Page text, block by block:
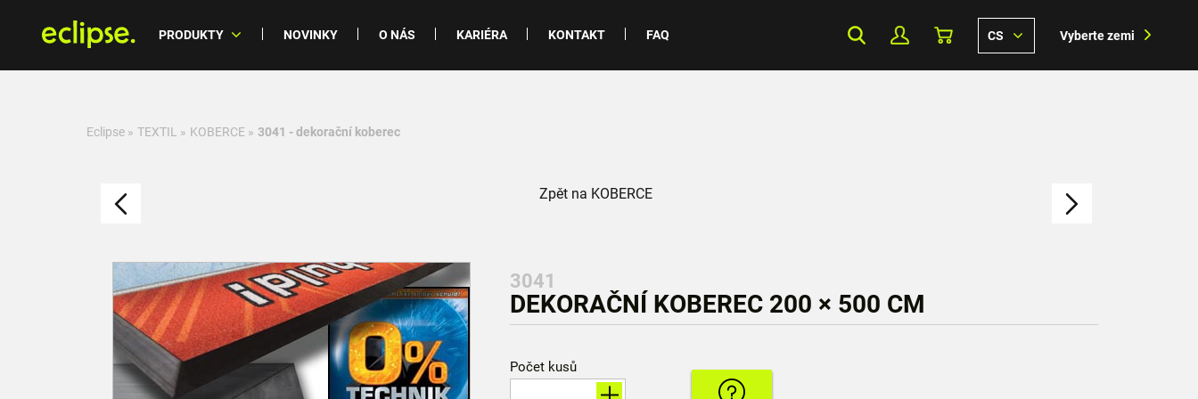
PRODUKTY NOVINKY O NÁS KARIÉRA KONTAKT FAQ CS Vyberte zemi
Eclipse » TEXTIL » KOBERCE » 3041 - dekorační koberec
Zpět na KOBERCE
3041
DEKORAČNÍ KOBEREC 200 × 500 CM
Počet kusů